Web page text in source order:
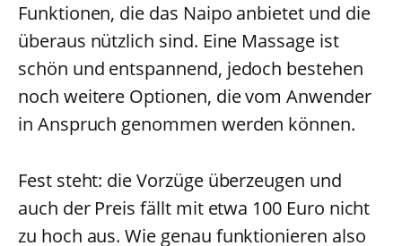
Funktionen, die das Naipo anbietet und die
überaus nützlich sind. Eine Massage ist
schön und entspannend, jedoch bestehen
noch weitere Optionen, die vom Anwender
in Anspruch genommen werden können.
Fest steht: die Vorzüge überzeugen und
auch der Preis fällt mit etwa 100 Euro nicht
zu hoch aus. Wie genau funktionieren also